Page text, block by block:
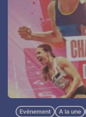
Evénement A la une